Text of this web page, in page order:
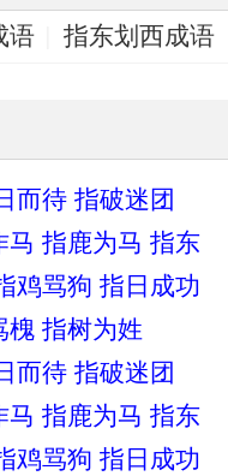
语
指东划西成语
而待 指破迷团
马 指鹿为马 指东
鸡骂狗 指日成功
槐 指树为姓
而待 指破迷团
马 指鹿为马 指东
鸡骂狗 指日成功